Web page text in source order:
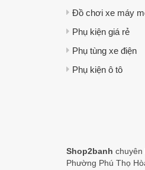
Đồ chơi xe máy
Phụ kiện giá rẻ
Phụ tùng xe điện
Phụ kiện ô tô
Shop2banh chuyên
Phường Phú Thọ